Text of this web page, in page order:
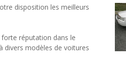
disposition les meilleurs
réputation dans le
divers modèles de voitures